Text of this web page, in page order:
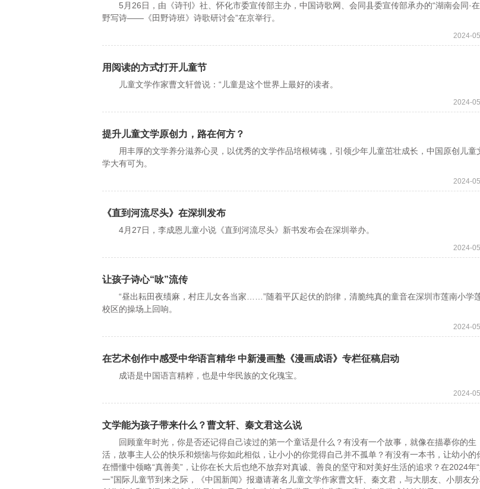
5月26日，由《诗刊》社、怀化市委宣传部主办，中国诗歌网、会同县委宣传部承办的“湖南会同·在
野写诗——《田野诗班》诗歌研讨会”在京举行。
2024-
用阅读的方式打开儿童节
儿童文学作家曹文轩曾说：“儿童是这个世界上最好的读者。
2024-
提升儿童文学原创力，路在何方？
用丰厚的文学养分滋养心灵，以优秀的文学作品培根铸魂，引领少年儿童茁壮成长，中国原创儿童
学大有可为。
2024-
《直到河流尽头》在深圳发布
4月27日，李成恩儿童小说《直到河流尽头》新书发布会在深圳举办。
2024-
让孩子诗心“咏”流传
“昼出耘田夜绩麻，村庄儿女各当家……”随着平仄起伏的韵律，清脆纯真的童音在深圳市莲南小学
校区的操场上回响。
2024-
在艺术创作中感受中华语言精华 中新漫画塾《漫画成语》专栏征稿启动
成语是中国语言精粹，也是中华民族的文化瑰宝。
2024-
文学能为孩子带来什么？曹文轩、秦文君这么说
回顾童年时光，你是否还记得自己读过的第一个童话是什么？有没有一个故事，就像在描摹你的生
活，故事主人公的快乐和烦恼与你如此相似，让小小的你觉得自己并不孤单？有没有一本书，让幼小的
在懵懂中领略“真善美”，让你在长大后也绝不放弃对真诚、善良的坚守和对美好生活的追求？在2024年
一”国际儿童节到来之际，《中国新闻》报邀请著名儿童文学作家曹文轩、秦文君，与大朋友、小朋友